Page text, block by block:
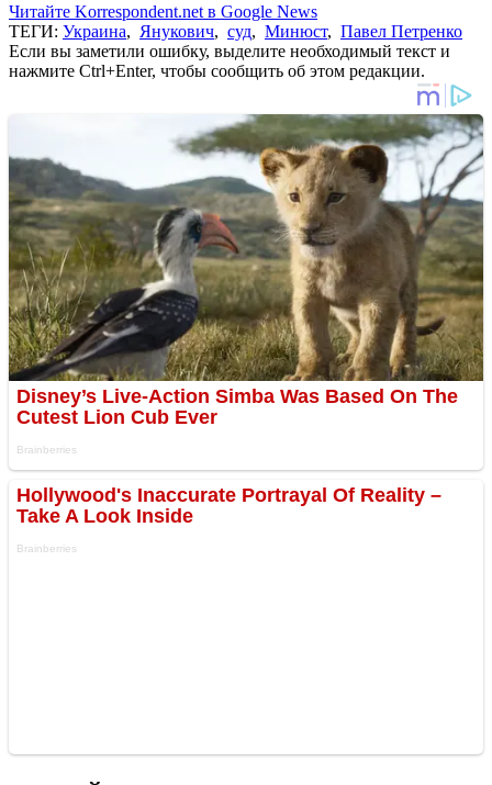
Читайте Korrespondent.net в Google News
ТЕГИ: Украина, Янукович, суд, Минюст, Павел Петренко
Если вы заметили ошибку, выделите необходимый текст и
нажмите Ctrl+Enter, чтобы сообщить об этом редакции.